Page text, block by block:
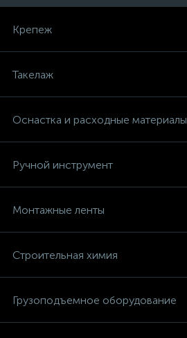
Крепеж
Такелаж
Оснастка и расходные материалы
Ручной инструмент
Монтажные ленты
Строительная химия
Грузоподъемное оборудование